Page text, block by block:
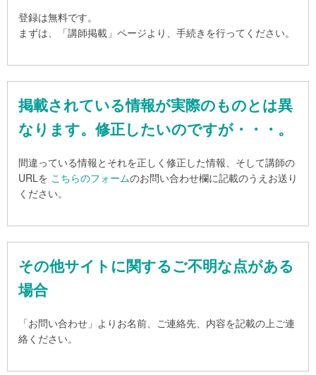
登録は無料です。
まずは、「講師掲載」ページより、手続きを行ってください。
掲載されている情報が実際のものとは異
なります。修正したいのですが・・・。
間違っている情報とそれを正しく修正した情報、そして講師の
URLを こちらのフォームのお問い合わせ欄に記載のうえお送り
ください。
その他サイトに関するご不明な点がある
場合
「お問い合わせ」よりお名前、ご連絡先、内容を記載の上ご連
絡ください。